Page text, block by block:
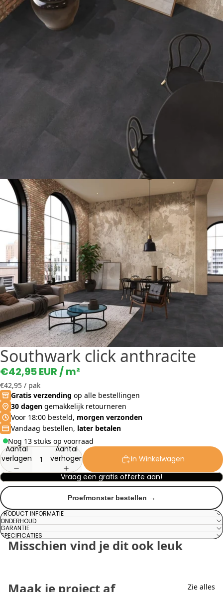
Southwark click anthracite
€42,95 EUR / m²
€42,95 / pak
Gratis verzending op alle bestellingen
30 dagen gemakkelijk retourneren
Voor 18:00 besteld, morgen verzonden
Vandaag bestellen, later betalen
Nog 13 stuks op voorraad
Aantal
verlagen
Aantal
verhogen
In Winkelwagen
Vraag een gratis offerte aan!
Proefmonster bestellen →
PRODUCT INFORMATIE
ONDERHOUD
GARANTIE
SPECIFICATIES
Misschien vind je dit ook leuk
Maak je project af Zie alles